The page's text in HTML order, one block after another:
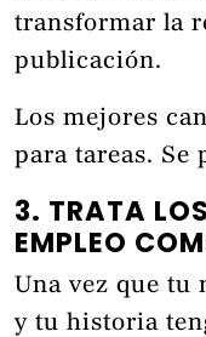
transformar la
publicación.
Los mejores
para tareas. Se
3. TRATA
EMPLEO
Una vez que tu
y tu historia